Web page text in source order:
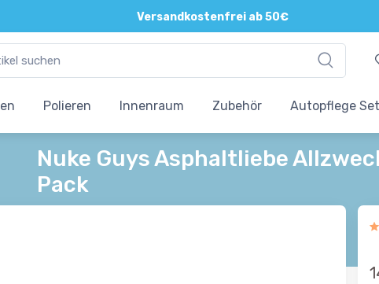
Versandkostenfrei ab 50€
Direkte und persönliche Beratung
Polieren Innenraum Zubehör Autopflege
Nuke Guys Asphaltliebe
Pack